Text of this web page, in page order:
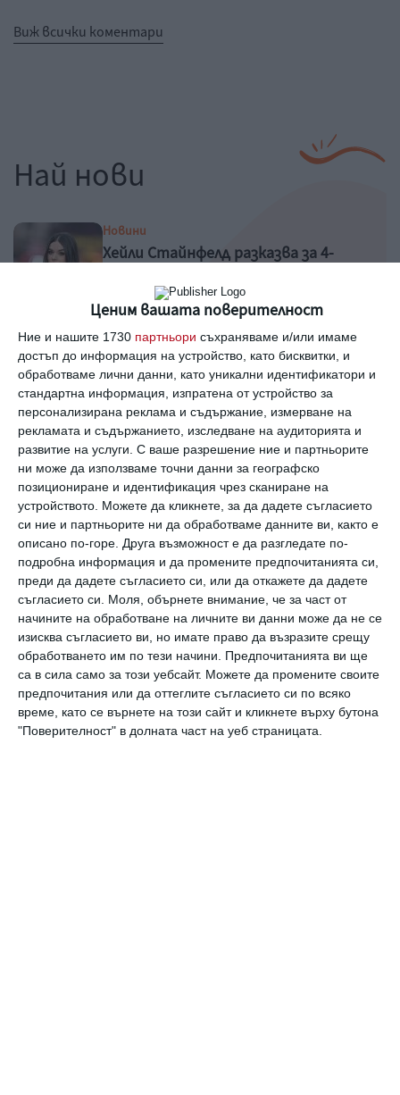
Ценим вашата поверителност
Ние и нашите 1730 партньори съхраняваме и/или имаме
достъп до информация на устройство, като бисквитки, и
обработваме лични данни, като уникални идентификатори и
стандартна информация, изпратена от устройство за
персонализирана реклама и съдържание, измерване на
рекламата и съдържанието, изследване на аудиторията и
развитие на услуги. С ваше разрешение ние и партньорите
ни може да използваме точни данни за географско
позициониране и идентификация чрез сканиране на
устройството. Можете да кликнете, за да дадете съгласието
си ние и партньорите ни да обработваме данните ви, както е
описано по-горе. Друга възможност е да разгледате по-
подробна информация и да промените предпочитанията си,
преди да дадете съгласието си, или да откажете да дадете
съгласието си.
Моля, обърнете внимание, че за част от
начините на обработване на личните ви данни може да не се
изисква съгласието ви, но имате право да възразите срещу
обработването им по тези начини. Предпочитанията ви ще
са в сила само за този уебсайт. Можете да промените своите
предпочитания или да оттеглите съгласието си по всяко
време, като се върнете на този сайт и кликнете върху бутона
"Поверителност" в долната част на уеб страницата.
Виж всички коментари
Най нови
Новини
Хейли Стайнфелд разказва за 4-
06 август 2026 г.
Вените не обичат жегата
06 август 2026 г.
Заедно
Идилия и релакс за семейството на
Башар Рахал
06 август 2026 г.
Заедно
Рая Пеева с бременна фотосесия
06 август 2026 г.
Калкулатори